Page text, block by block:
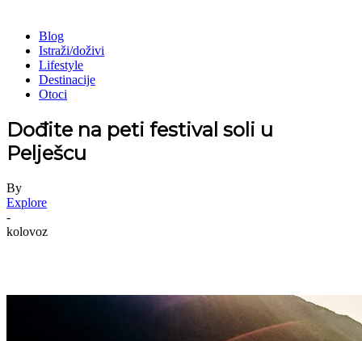
Blog
Istraži/doživi
Lifestyle
Destinacije
Otoci
Dođite na peti festival soli u
Pelješcu
By
Explore
-
kolovoz